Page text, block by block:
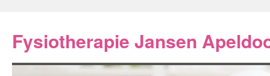
inhoudFysiotherapie Jansen